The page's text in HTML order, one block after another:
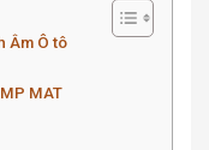
Âm Ô tô
MAT